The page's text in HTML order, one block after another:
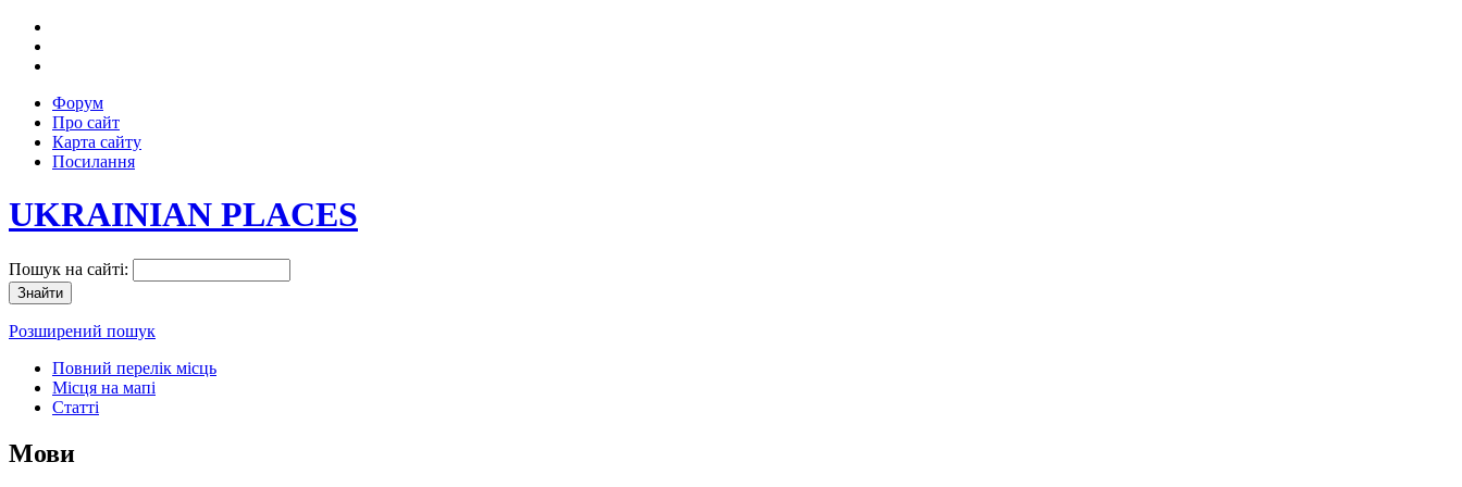
Форум
Про сайт
Карта сайту
Посилання
UKRAINIAN PLACES
Пошук на сайті:
Розширений пошук
Повний перелік місць
Місця на мапі
Статті
Мови